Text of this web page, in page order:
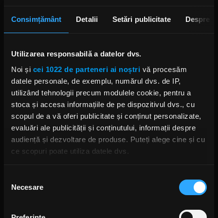
Consimțământ Detalii Setări publicitate Despre
Utilizarea responsabilă a datelor dvs.
Noi și cei 1022 de parteneri ai noștri vă procesăm
datele personale, de exemplu, numărul dvs. de IP,
utilizând tehnologii precum modulele cookie, pentru a
stoca și accesa informațiile de pe dispozitivul dvs., cu
scopul de a vă oferi publicitate și conținut personalizate,
evaluări ale publicității și conținutului, informații despre
audiență și dezvoltare de produse. Puteți alege cine și cu
ce scopuri poate utiliza datele dvs.
Să colectăm informațiile cu privire la locația dvs.
Să vă identificăm dispozitivul scanândul-l în mod
consimțământului
Necesare